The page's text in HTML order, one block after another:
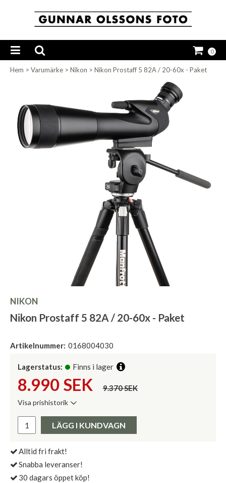
0
Hem > Varumärke > Nikon > Nikon Prostaff 5 82A / 20-60x - Paket
NIKON
Nikon Prostaff 5 82A / 20-60x - Paket
Artikelnummer: 0168004030
Lagerstatus: Finns i lager
8.990 SEK 9.370 SEK
Visa prishistorik
Pris:
LÄGG I KUNDVAGN
Alltid fri frakt!
Snabba leveranser!
30 dagars öppet köp!